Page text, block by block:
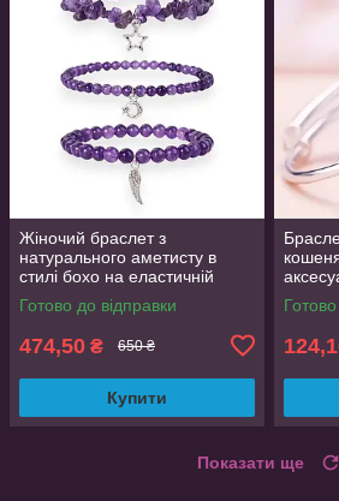
Жіночий браслет з
натурального аметисту в
стилі бохо на еластичній
основі з металевою підвіскою
Готово до відправки
474,50 ₴ 650 ₴
Купити
Показати ще